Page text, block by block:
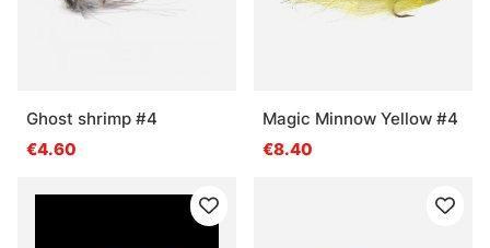
Ghost shrimp #4
€4.60
Magic Minnow Yellow #4
€8.40